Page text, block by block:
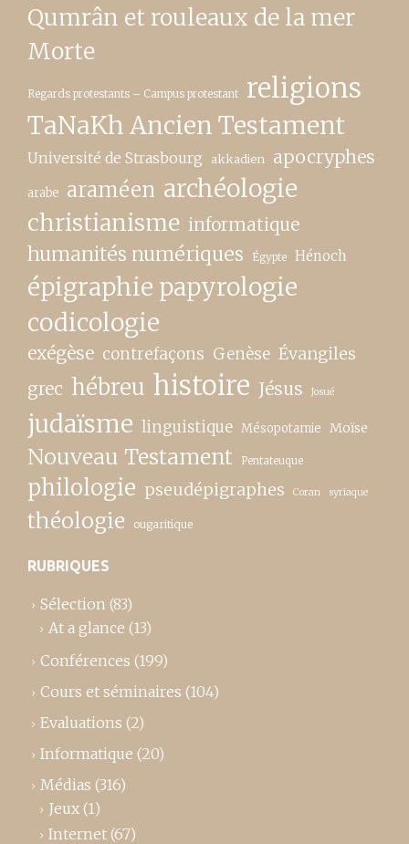
Qumrân et rouleaux de la mer
Morte
Regards protestants – Campus protestant religions
TaNaKh Ancien Testament
Université de Strasbourg akkadien apocryphes
arabe araméen archéologie
christianisme informatique
humanités numériques Égypte Hénoch
épigraphie papyrologie
codicologie
exégèse contrefaçons Genèse Évangiles
grec hébreu histoire Jésus Josué
judaïsme linguistique Mésopotamie Moïse
Nouveau Testament Pentateuque
philologie pseudépigraphes Coran syriaque
théologie ougaritique
RUBRIQUES
Sélection (83)
At a glance (13)
Conférences (199)
Cours et séminaires (104)
Evaluations (2)
Informatique (20)
Médias (316)
Jeux (1)
Internet (67)